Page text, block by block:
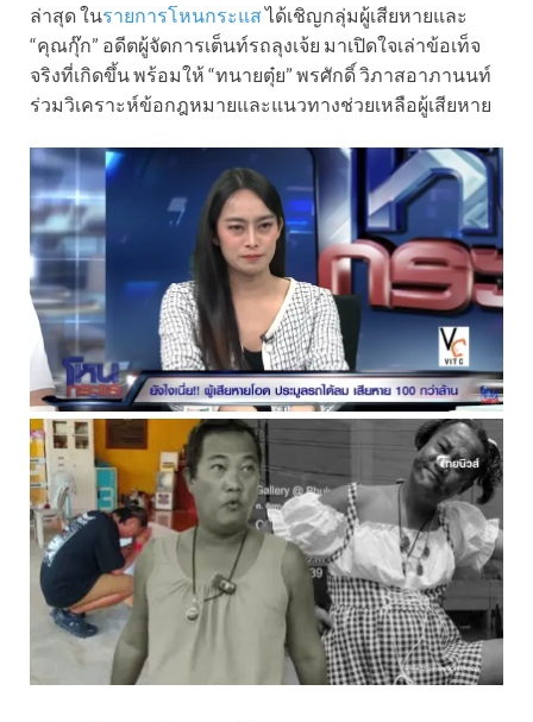
ล่าสุด ในรายการโหนกระแสได้เชิญกลุ่มผู้เสียหายและ
“คุณกุ๊ก” อดีตผู้จัดการเต็นท์รถลุงเจ้ย มาเปิดใจเล่าข้อเท็จ
จริงที่เกิดขึ้น พร้อมให้ “ทนายตุ๋ย” พรศักดิ์ วิภาสอาภานนท์
ร่วมวิเคราะห์ข้อกฎหมายและแนวทางช่วยเหลือผู้เสียหาย